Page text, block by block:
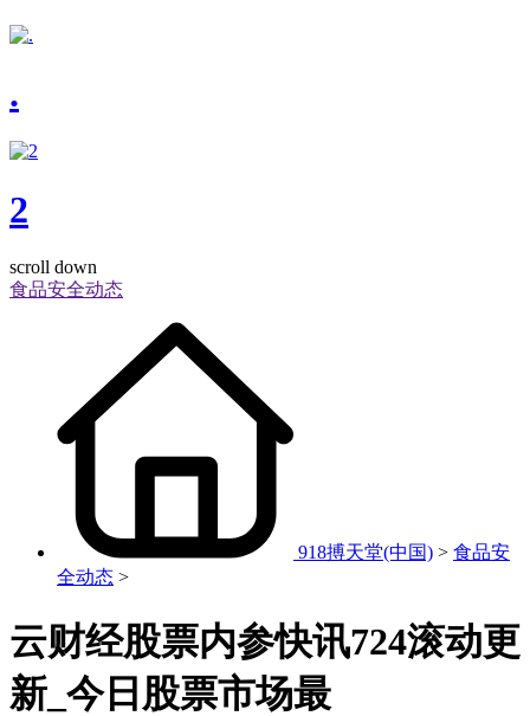
.
2
scroll down
食品安全动态
918搏天堂(中国) > 食品安
全动态 >
云财经股票内参快讯724滚动更
新_今日股票市场最